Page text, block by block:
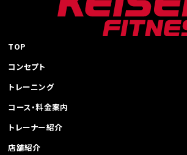
ョ
ン
TOP
コンセプト
トレーニング
コース・料金案内
トレーナー紹介
店舗紹介